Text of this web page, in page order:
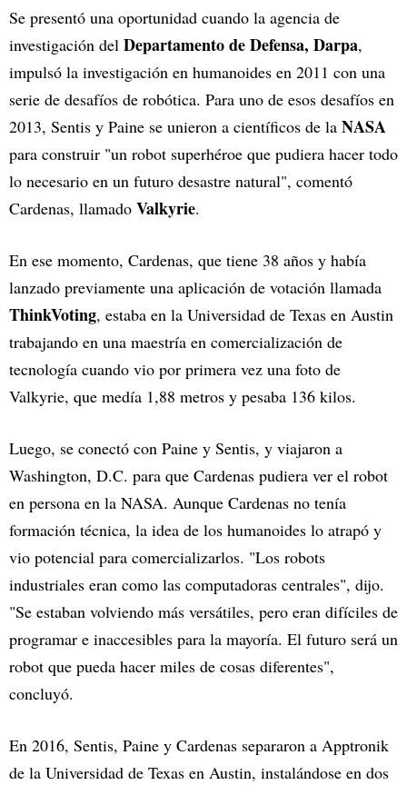
Se presentó una oportunidad cuando la agencia de
investigación del Departamento de Defensa, Darpa,
impulsó la investigación en humanoides en 2011 con una
serie de desafíos de robótica. Para uno de esos desafíos en
2013, Sentis y Paine se unieron a científicos de la NASA
para construir "un robot superhéroe que pudiera hacer todo
lo necesario en un futuro desastre natural", comentó
Cardenas, llamado Valkyrie.
En ese momento, Cardenas, que tiene 38 años y había
lanzado previamente una aplicación de votación llamada
ThinkVoting, estaba en la Universidad de Texas en Austin
trabajando en una maestría en comercialización de
tecnología cuando vio por primera vez una foto de
Valkyrie, que medía 1,88 metros y pesaba 136 kilos.
Luego, se conectó con Paine y Sentis, y viajaron a
Washington, D.C. para que Cardenas pudiera ver el robot
en persona en la NASA. Aunque Cardenas no tenía
formación técnica, la idea de los humanoides lo atrapó y
vio potencial para comercializarlos. "Los robots
industriales eran como las computadoras centrales", dijo.
"Se estaban volviendo más versátiles, pero eran difíciles de
programar e inaccesibles para la mayoría. El futuro será un
robot que pueda hacer miles de cosas diferentes",
concluyó.
En 2016, Sentis, Paine y Cardenas separaron a Apptronik
de la Universidad de Texas en Austin, instalándose en dos